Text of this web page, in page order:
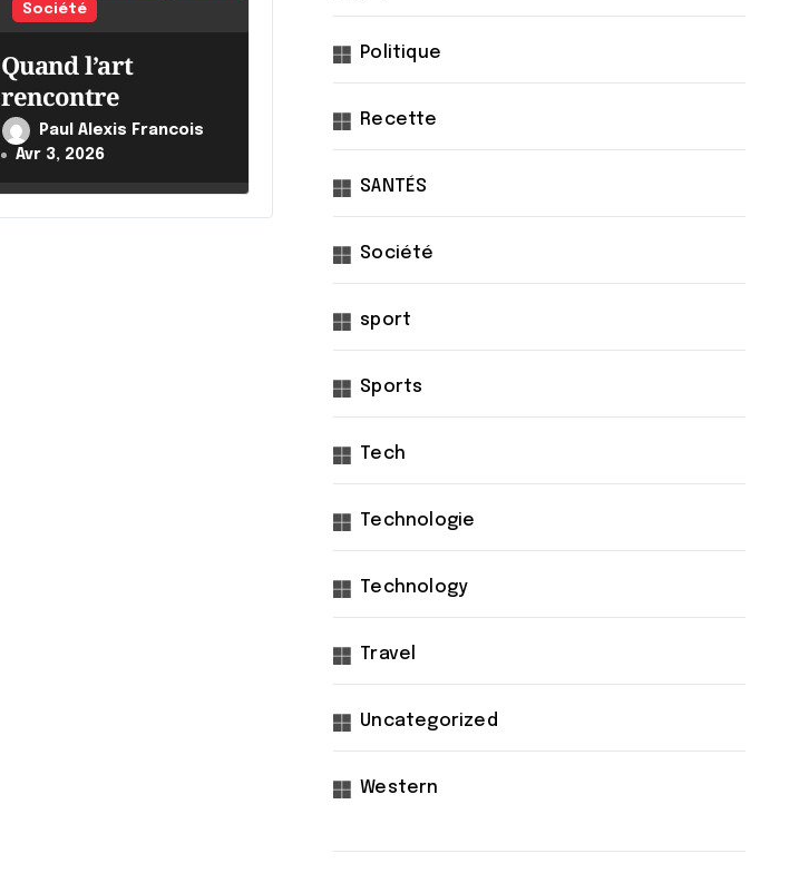
Société
Quand l’art
rencontre
Paul Alexis Francois
Avr 3, 2026
Politique
Recette
SANTÉS
Société
sport
Sports
Tech
Technologie
Technology
Travel
Uncategorized
Western